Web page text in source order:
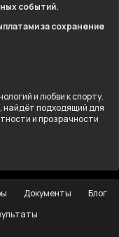
событий.
за сохранение
и любви к спорту.
подходящий для
и прозрачности
Документы
Блог